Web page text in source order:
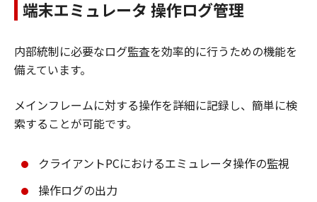
端末エミュレータ 操作ログ管理
内部統制に必要なログ監査を効率的に行うための機能を
備えています。
メインフレームに対する操作を詳細に記録し、簡単に検
索することが可能です。
クライアントPCにおけるエミュレータ操作の監視
操作ログの出力